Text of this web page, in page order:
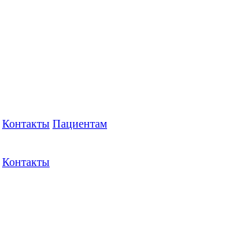
Контакты Пациентам
Контакты